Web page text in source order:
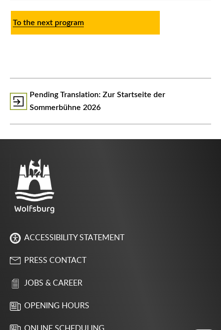
To the next program
᠎Pending Translation: Zur Startseite der
Sommerbühne 2026
ACCESSIBILITY STATEMENT
PRESS CONTACT
JOBS & CAREER
OPENING HOURS